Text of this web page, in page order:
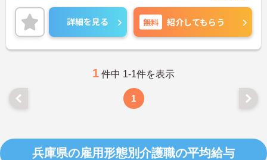
詳細を見る 無料 紹介してもらう
1 件中 1-1件を表示
1
兵庫県の雇用形態別介護職の平均給与